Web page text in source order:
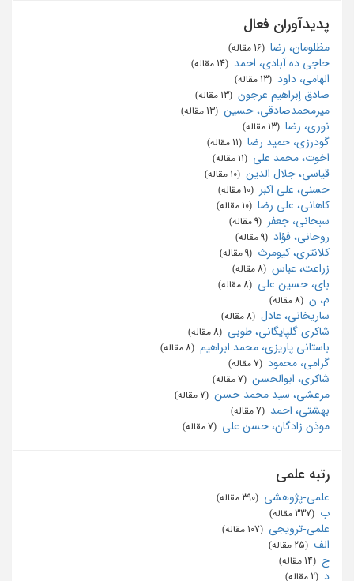
پدیدآوران فعال
مظلومان، رضا
حاجی ده آبادی، احمد
الهامی، داود
صادق إبراهیم عرجون
میرمحمدصادقی، حسین
نوری، رضا
گودرزی، حمید رضا
اخوت، محمد علی
قیاسی، جلال الدین
حسنی، علی اکبر
کاهانی، علی رضا
سبحانی، جعفر
روحانی، فؤاد
کلانتری، کیومرث
زراعت، عباس
بای، حسین علی
م، ن
ساریخانی، عادل
شاکری گلپایگانی، طوبی
باستانی پاریزی، محمد ابراهیم
گرامی، محمود
شاکری، ابوالحسن
مرعشی، سید محمد حسن
بهشتی، احمد
موذن زادگان، حسن علی
رتبه علمی
علمی-پژوهشی
ب
علمی-ترویجی
الف
ج
د